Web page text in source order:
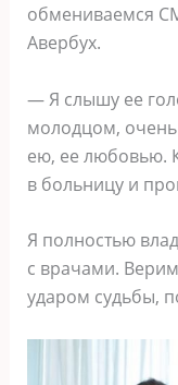
обмениваемся
Авербух.
— Я слышу ее
молодцом,
ею, ее любовью.
в больницу и
Я полностью
с врачами.
ударом судьбы,